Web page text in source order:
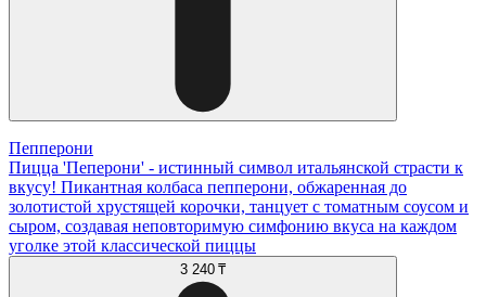
Пепперони
Пицца 'Пеперони' - истинный символ итальянской страсти к
вкусу! Пикантная колбаса пепперони, обжаренная до
золотистой хрустящей корочки, танцует с томатным соусом и
сыром, создавая неповторимую симфонию вкуса на каждом
уголке этой классической пиццы
3 240 ₸